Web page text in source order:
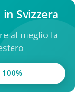
Svizzera
al meglio la